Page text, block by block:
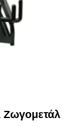
Ζωγομετάλ